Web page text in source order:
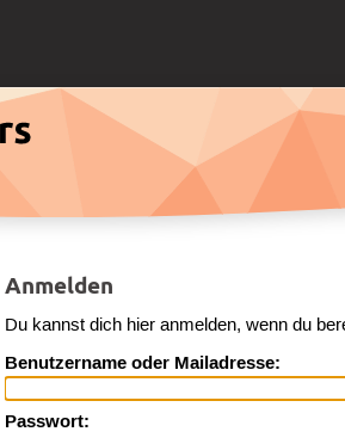
Anmelden
Du kannst dich hier anmelden, wenn du
Benutzername oder Mailadresse:
Passwort: